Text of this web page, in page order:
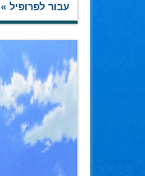
עבור לפרופיל »